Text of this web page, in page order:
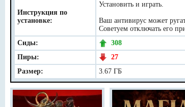
Инструкция по
установке:
Установить и играть.
Ваш антивирус может
Советуем отключать его
Сиды:
308
Пиры:
27
Размер:
3.67 ГБ